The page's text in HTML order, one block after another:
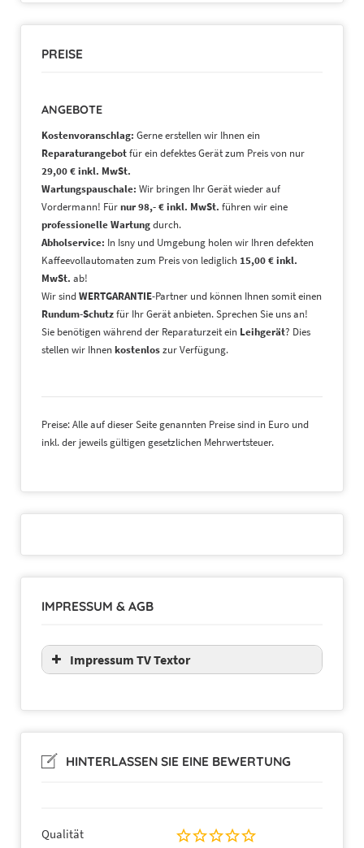
PREISE
ANGEBOTE
Kostenvoranschlag: Gerne erstellen wir Ihnen ein
Reparaturangebotfür ein defektes Gerät zum Preis von nur
29,00 € inkl. MwSt.
Wartungspauschale: Wir bringen Ihr Gerät wieder auf
Vordermann! Fürnur 98,- € inkl. MwSt. führen wir eine
professionelle Wartungdurch.
Abholservice: In Isny und Umgebung holen wir Ihren defekten
Kaffeevollautomaten zum Preis von lediglich 15,00 € inkl.
MwSt. ab!
Wir sindWERTGARANTIE-Partner und können Ihnen somit einen
Rundum-Schutzfür Ihr Gerät anbieten. Sprechen Sie uns an!
Sie benötigen während der Reparaturzeit ein Leihgerät? Dies
stellen wir Ihnenkostenloszur Verfügung.
Preise: Alle auf dieser Seite genannten Preise sind in Euro und
inkl. der jeweils gültigen gesetzlichen Mehrwertsteuer.
IMPRESSUM & AGB
Impressum TV Textor
HINTERLASSEN SIE EINE BEWERTUNG
Qualität